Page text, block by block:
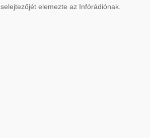
elemezte az Infórádiónak.